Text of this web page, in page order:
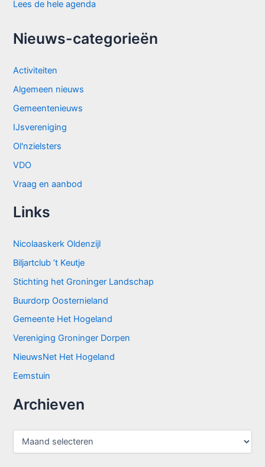
Lees de hele agenda
Nieuws-categorieën
Activiteiten
Algemeen nieuws
Gemeentenieuws
IJsvereniging
Ol'nzielsters
VDO
Vraag en aanbod
Links
Nicolaaskerk Oldenzijl
Biljartclub ’t Keutje
Stichting het Groninger Landschap
Buurdorp Oosternieland
Gemeente Het Hogeland
Vereniging Groninger Dorpen
NieuwsNet Het Hogeland
Eemstuin
Archieven
A